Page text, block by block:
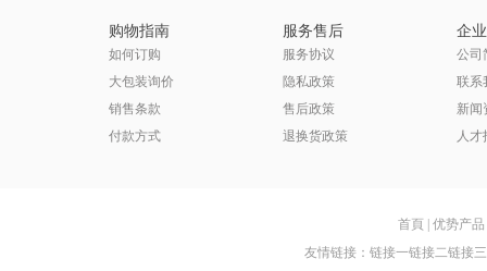
购物指南
如何订购
大包装询价
销售条款
付款方式
服务售后
服务协议
隐私政策
售后政策
退换货政策
企
公司
联系
新闻
人才
首頁 优势产品
友情链接： 链接一链接二链接三